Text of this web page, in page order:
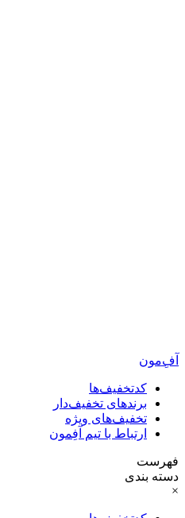
آفِ‌مون
کدتخفیف‌ها
برندهای تخفیف‌دار
تخفیف‌های ویژه
ارتباط با تیم آفِمون
فهرست
دسته بندی
×